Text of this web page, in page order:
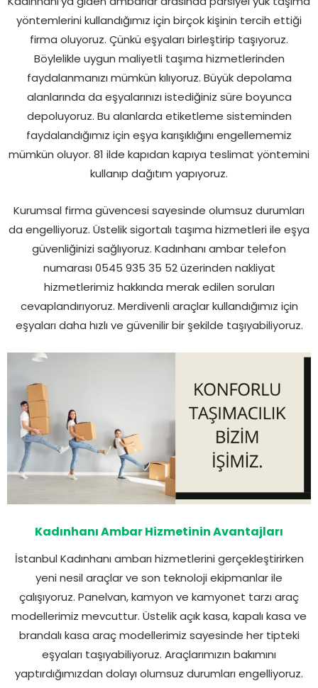
yöntemlerini kullandığımız için birçok kişinin tercih ettiği
firma oluyoruz. Çünkü eşyaları birleştirip taşıyoruz.
Böylelikle uygun maliyetli taşıma hizmetlerinden
faydalanmanızı mümkün kılıyoruz. Büyük depolama
alanlarında da eşyalarınızı istediğiniz süre boyunca
depoluyoruz. Bu alanlarda etiketleme sisteminden
faydalandığımız için eşya karışıklığını engellememiz
mümkün oluyor. 81 ilde kapıdan kapıya teslimat yöntemini
kullanıp dağıtım yapıyoruz.
Kurumsal firma güvencesi sayesinde olumsuz durumları
da engelliyoruz. Üstelik sigortalı taşıma hizmetleri ile eşya
güvenliğinizi sağlıyoruz. Kadınhanı ambar telefon
numarası 0545 935 35 52 üzerinden nakliyat
hizmetlerimiz hakkında merak edilen soruları
cevaplandırıyoruz. Merdivenli araçlar kullandığımız için
eşyaları daha hızlı ve güvenilir bir şekilde taşıyabiliyoruz.
Kadınhanı Ambar Hizmetinin Avantajları
İstanbul Kadınhanı ambarı hizmetlerini gerçekleştirirken
yeni nesil araçlar ve son teknoloji ekipmanlar ile
çalışıyoruz. Panelvan, kamyon ve kamyonet tarzı araç
modellerimiz mevcuttur. Üstelik açık kasa, kapalı kasa ve
brandalı kasa araç modellerimiz sayesinde her tipteki
eşyaları taşıyabiliyoruz. Araçlarımızın bakımını
yaptırdığımızdan dolayı olumsuz durumları engelliyoruz.